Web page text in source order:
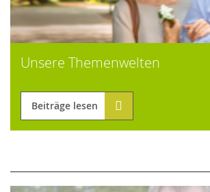
Unsere Themenwelten
Beiträge lesen